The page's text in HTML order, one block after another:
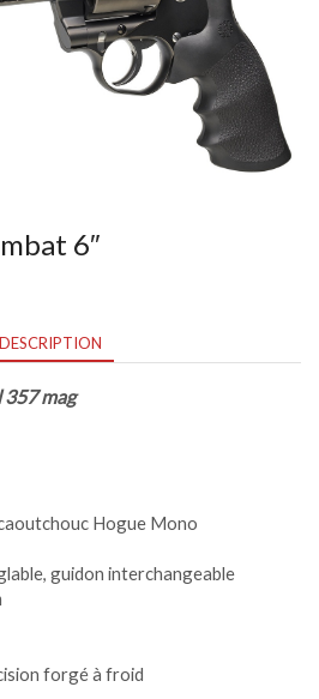
6″
DESCRIPTION
mag
Hogue Mono
guidon interchangeable
forgé à froid